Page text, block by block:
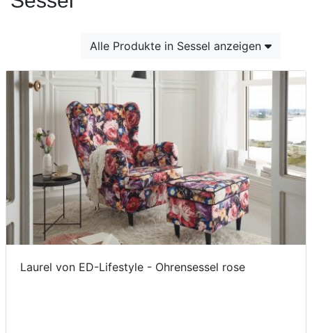
Alle Produkte in Sessel anzeigen
Laurel von ED-Lifestyle - Ohrensessel rose
Möbel-
Finanzierung
Markenwelt
Letz-
Deals